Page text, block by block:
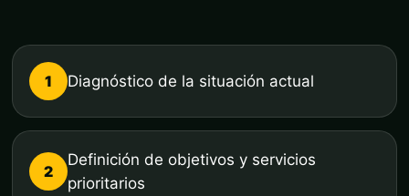
1 Diagnóstico de la situación actual
2
Definición de objetivos y servicios
prioritarios